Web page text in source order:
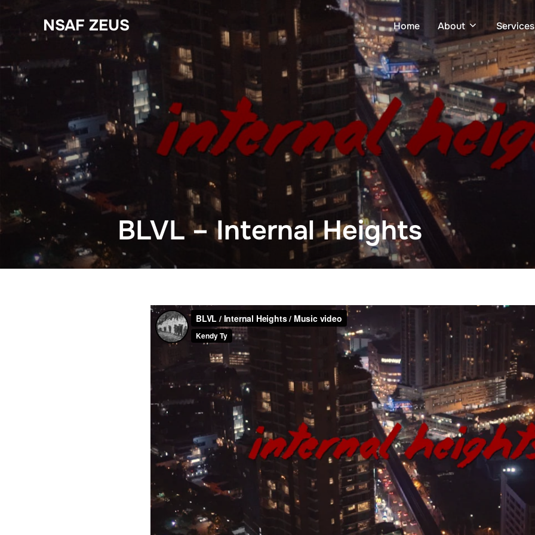
de
inhoud
NSAF ZEUS Home About Services
BLVL – Internal Heights